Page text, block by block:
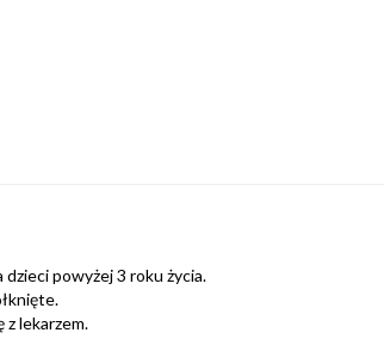
powyżej 3 roku życia.
z lekarzem.